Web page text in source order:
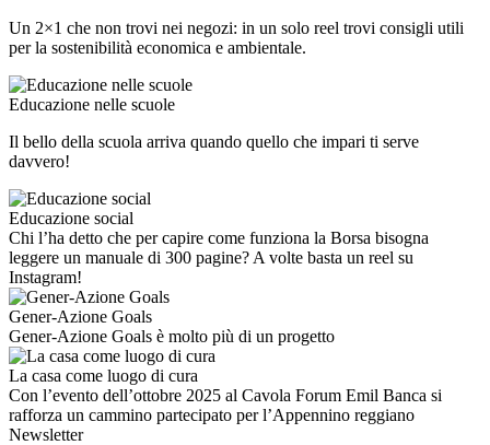
Un 2×1 che non trovi nei negozi: in un solo reel trovi consigli utili
per la sostenibilità economica e ambientale.
Educazione nelle scuole
Il bello della scuola arriva quando quello che impari ti serve
davvero!
Educazione social
Chi l’ha detto che per capire come funziona la Borsa bisogna
leggere un manuale di 300 pagine? A volte basta un reel su
Instagram!
Gener-Azione Goals
Gener-Azione Goals è molto più di un progetto
La casa come luogo di cura
Con l’evento dell’ottobre 2025 al Cavola Forum Emil Banca si
rafforza un cammino partecipato per l’Appennino reggiano
Newsletter